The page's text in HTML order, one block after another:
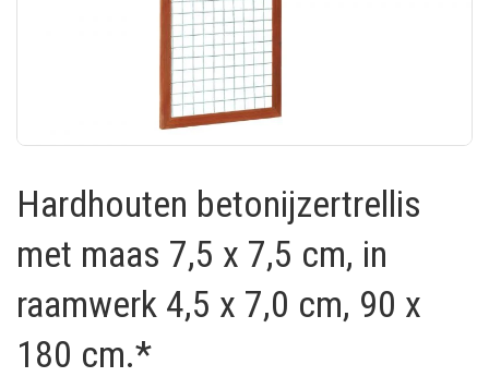
Hardhouten betonijzertrellis
met maas 7,5 x 7,5 cm, in
raamwerk 4,5 x 7,0 cm, 90 x
180 cm.*